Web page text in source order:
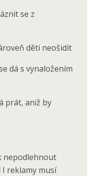
se z
děti neošidit
dá s vynaložením
prát, aniž by
nepodlehnout
reklamy musí